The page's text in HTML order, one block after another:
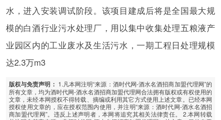
水，进入安装调试阶段。该项目建成后将是全国最大规
模的白酒行业污水处理厂，用以集中收集处理五粮液产
业园区内的工业废水及生活污水，一期工程日处理规模
达2.3万m3
版权与免责声明： 1.凡本网注明“来源：酒时代网-酒水名酒招商加盟代理网”的
所有文章，均为酒时代网-酒水名酒招商加盟代理网合法拥有版权或有权使用的
文章，未经本网授权不得转载、摘编或利用其它方式使用上述文章。已经本网
授权使用文章的，应在授权范围内使用，并注明“来源：酒时代网-酒水名酒招
商加盟代理网”。违反上述声明者，本网将追究其相关法律责任。 2.本网转载